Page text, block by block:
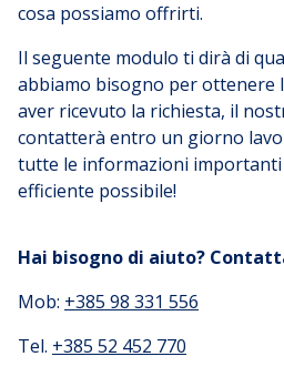
cosa possiamo offrirti.
Il seguente modulo ti dirà di
abbiamo bisogno per ottenere
aver ricevuto la richiesta, il
contatterà entro un giorno
tutte le informazioni
efficiente possibile!
Hai bisogno di aiuto?
Mob: +385 98 331 556
Tel. +385 52 452 770